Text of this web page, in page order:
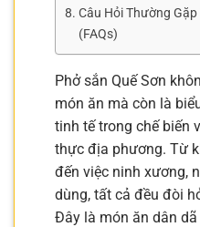
Câu Hỏi Thường Gặp
(FAQs)
Phở sắn Quế Sơn
món ăn mà còn là
tinh tế trong chế biến
thực địa phương. Từ
đến việc ninh xương,
dùng, tất cả đều đòi
Đây là món ăn dân